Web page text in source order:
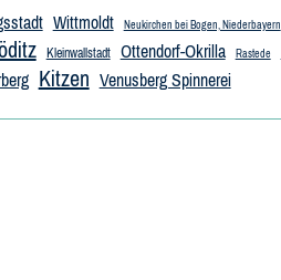
Wittmoldt Neukirchen bei Bogen, Niederbayern
Kleinwallstadt Ottendorf-Okrilla Rastede
Kitzen Venusberg Spinnerei